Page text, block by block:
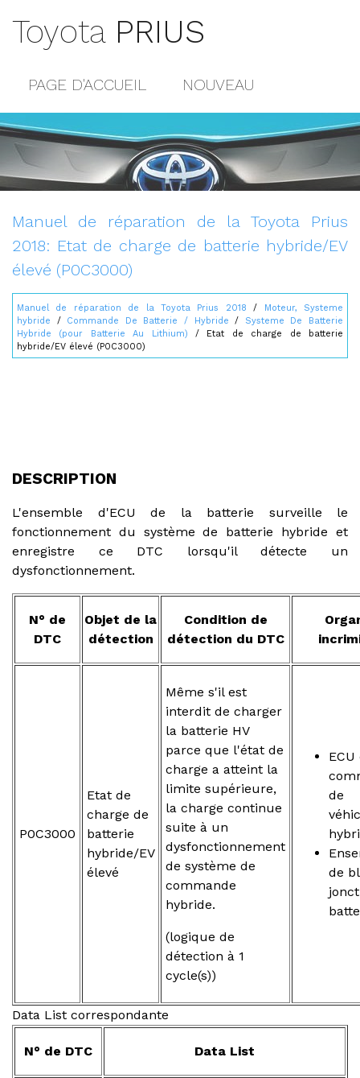
Toyota PRIUS
PAGE D'ACCUEIL NOUVEAU
POPULAIRE
CONTACTS
Manuel de réparation de la Toyota Prius
2018: Etat de charge de batterie hybride/EV
élevé (P0C3000)
Manuel de réparation de la Toyota Prius 2018 /
Moteur, Systeme
hybride / Commande De Batterie / Hybride / Systeme De Batterie
Hybride (pour Batterie Au Lithium) / Etat de charge de batterie
hybride/EV élevé (P0C3000)
DESCRIPTION
L'ensemble d'ECU de la batterie surveille le
fonctionnement du système de batterie hybride et
enregistre ce DTC lorsqu'il détecte un
dysfonctionnement.
N° de
DTC
Objet de la
détection
Condition de
détection du DTC
P0C3000
Etat de
charge de
batterie
hybride/EV
élevé
Même s'il est
interdit de charger
la batterie HV
parce que l'état de
charge a atteint la
limite supérieure,
la charge continue
suite à un
dysfonctionnement
de système de
commande
hybride.
(logique de
détection à 1
cycle(s))
ECU
de
de
Data List correspondante
N° de DTC Data List